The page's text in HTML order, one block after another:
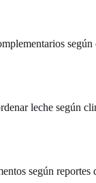
leche según
según